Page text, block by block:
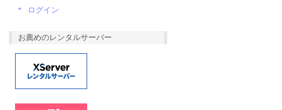
ログイン
お薦めのレンタルサーバー